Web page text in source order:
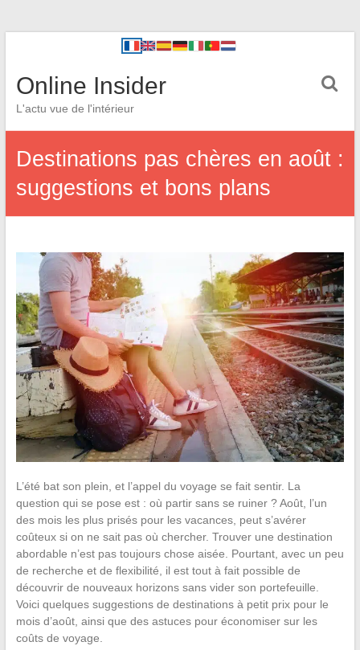
Online Insider
L'actu vue de l'intérieur
Destinations pas chères en août :
suggestions et bons plans
L’été bat son plein, et l’appel du voyage se fait sentir. La
question qui se pose est : où partir sans se ruiner ? Août, l’un
des mois les plus prisés pour les vacances, peut s’avérer
coûteux si on ne sait pas où chercher. Trouver une destination
abordable n’est pas toujours chose aisée. Pourtant, avec un peu
de recherche et de flexibilité, il est tout à fait possible de
découvrir de nouveaux horizons sans vider son portefeuille.
Voici quelques suggestions de destinations à petit prix pour le
mois d’août, ainsi que des astuces pour économiser sur les
coûts de voyage.